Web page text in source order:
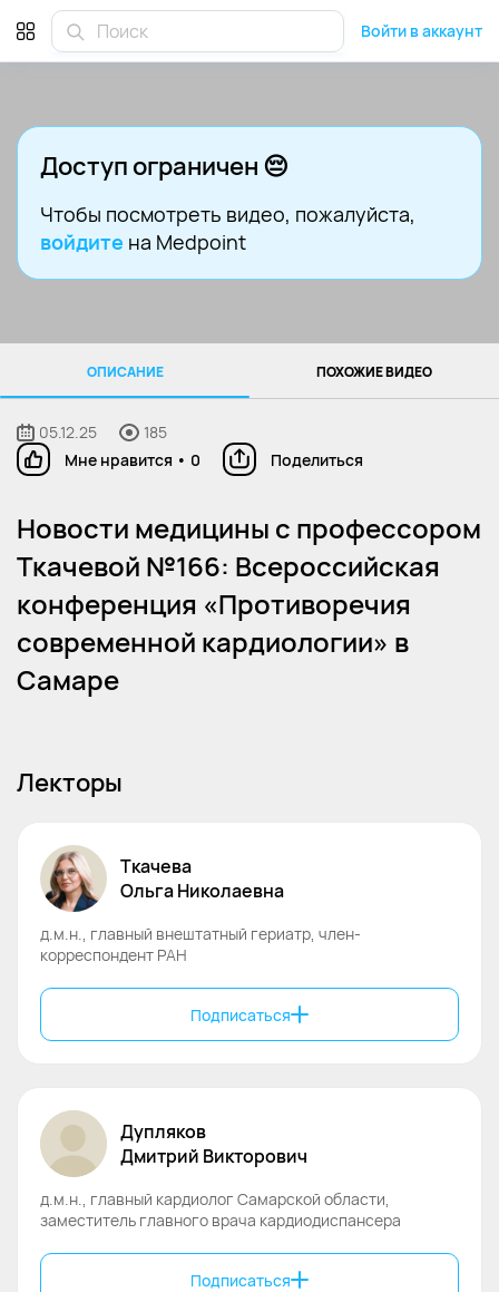
Войти в аккаунт
Доступ ограничен 😔
Чтобы посмотреть видео, пожалуйста,
войдите на Medpoint
ОПИСАНИЕ ПОХОЖИЕ ВИДЕО
05.12.25
185
Мне нравится • 0 Поделиться
Новости медицины с профессором
Ткачевой №166: Всероссийская
конференция «Противоречия
современной кардиологии» в
Самаре
Лекторы
Ткачева
ОльгаНиколаевна
д.м.н., главный внештатный гериатр, член-
корреспондент РАН
Подписаться
Дупляков
Дмитрий Викторович
д.м.н., главный кардиолог Самарской области,
заместитель главного врача кардиодиспансера
Подписаться